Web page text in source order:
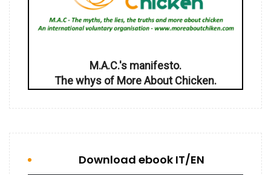
M.A.C.'s manifesto.
The whys of More About Chicken.
Download ebook IT/EN